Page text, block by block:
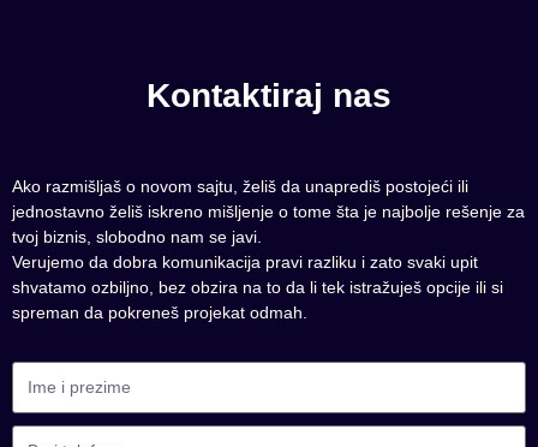
Kontaktiraj nas
Ako razmišljaš o novom sajtu, želiš da unaprediš postojeći ili
jednostavno želiš iskreno mišljenje o tome šta je najbolje rešenje za
tvoj biznis, slobodno nam se javi.
Verujemo da dobra komunikacija pravi razliku i zato svaki upit
shvatamo ozbiljno, bez obzira na to da li tek istražuješ opcije ili si
spreman da pokreneš projekat odmah.